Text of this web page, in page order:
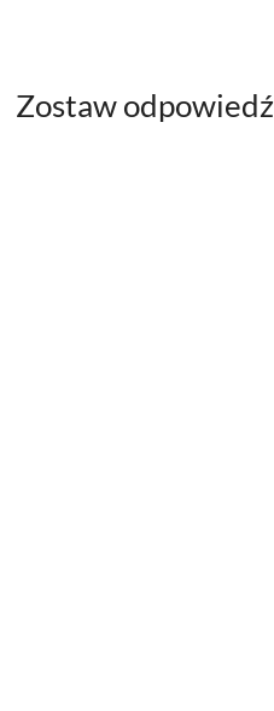
Zostaw odpowiedź